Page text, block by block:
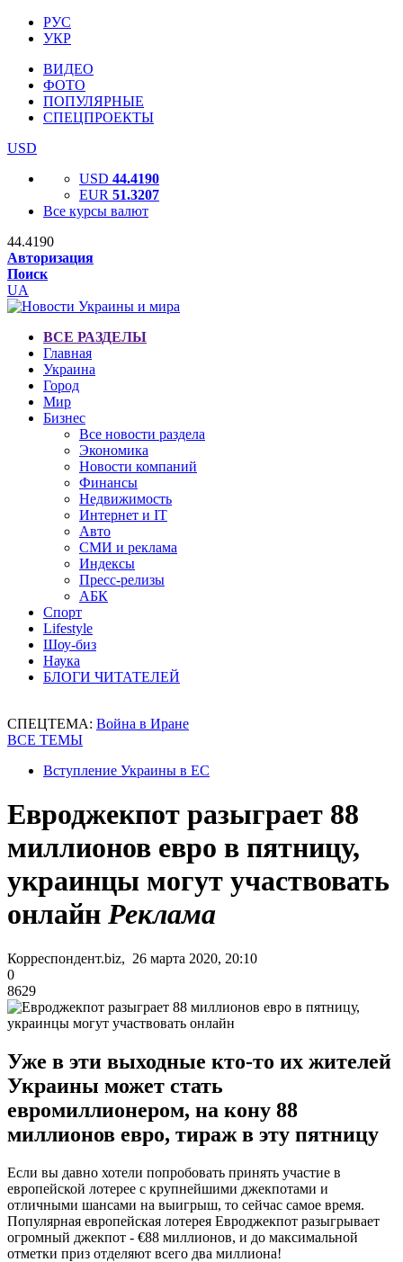
РУС
УКР
ВИДЕО
ФОТО
ПОПУЛЯРНЫЕ
СПЕЦПРОЕКТЫ
USD
USD 44.4190
EUR 51.3207
Все курсы валют
44.4190
Авторизация
Поиск
UA
ВСЕ РАЗДЕЛЫ
Главная
Украина
Город
Мир
Бизнес
Все новости раздела
Экономика
Новости компаний
Финансы
Недвижимость
Интернет и IT
Авто
СМИ и реклама
Индексы
Пресс-релизы
АБК
Спорт
Lifestyle
Шоу-биз
Наука
БЛОГИ ЧИТАТЕЛЕЙ
СПЕЦТЕМА: Война в Иране
ВСЕ ТЕМЫ
Вступление Украины в ЕС
Евроджекпот разыграет 88
миллионов евро в пятницу,
украинцы могут участвовать
онлайн Реклама
Корреспондент.biz, 26 марта 2020, 20:10
0
8629
Уже в эти выходные кто-то их жителей
Украины может стать
евромиллионером, на кону 88
миллионов евро, тираж в эту пятницу
Если вы давно хотели попробовать принять участие в
европейской лотерее с крупнейшими джекпотами и
отличными шансами на выигрыш, то сейчас самое время.
Популярная европейская лотерея Евроджекпот разыгрывает
огромный джекпот - €88 миллионов, и до максимальной
отметки приз отделяют всего два миллиона!